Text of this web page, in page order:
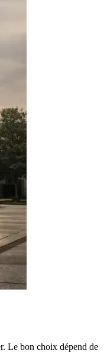
Le bon choix dépend de